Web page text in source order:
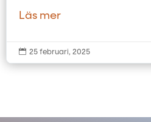
Läs mer
 25 februari, 2025